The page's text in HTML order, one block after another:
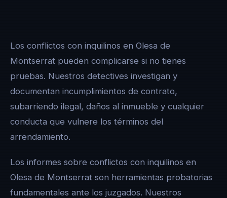
Los conflictos con inquilinos en Olesa de
Montserrat pueden complicarse si no tienes
pruebas. Nuestros detectives investigan y
documentan incumplimientos de contrato,
subarriendo ilegal, daños al inmueble y cualquier
conducta que vulnere los términos del
arrendamiento.
Los informes sobre conflictos con inquilinos en
Olesa de Montserrat son herramientas probatorias
fundamentales ante los juzgados. Nuestros